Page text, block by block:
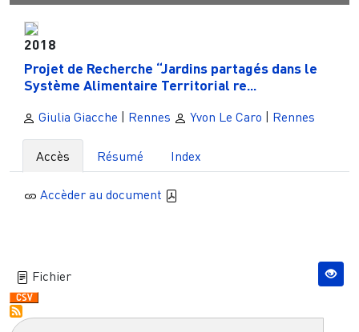
2018
Projet de Recherche “Jardins partagés dans le
Système Alimentaire Territorial re...
Giulia Giacche | Rennes Yvon Le Caro | Rennes
Accès Résumé Index
Accèder au document
Fichier